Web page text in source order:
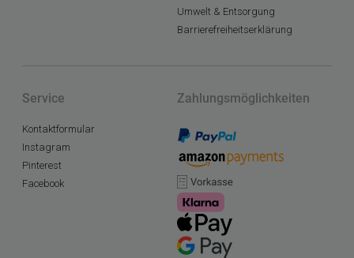
Umwelt & Entsorgung
Barrierefreiheitserklärung
Service
Kontaktformular
Instagram
Pinterest
Facebook
Zahlungsmöglichkeiten